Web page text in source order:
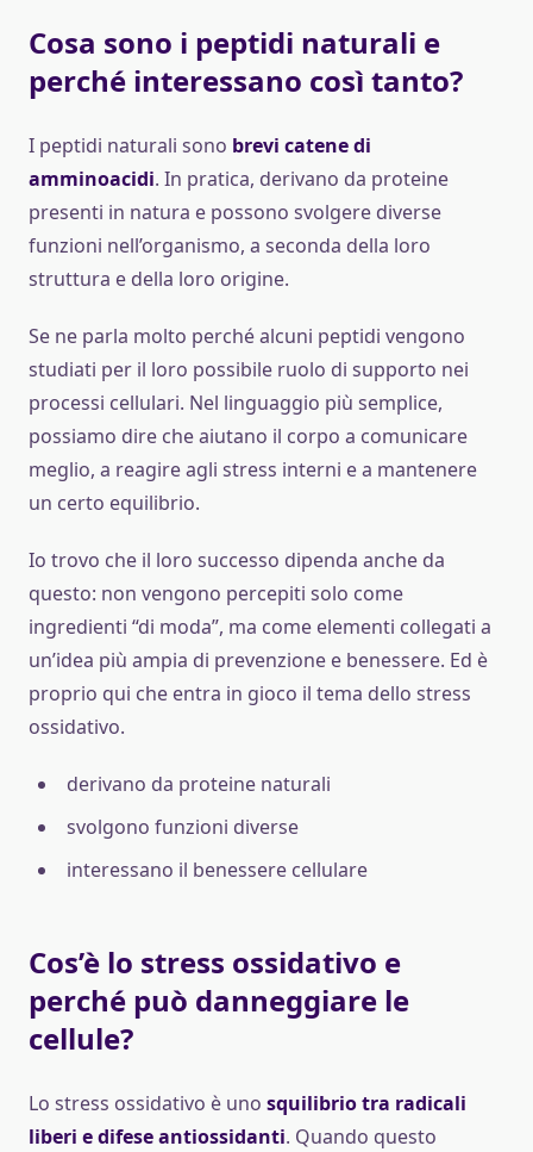
Cosa sono i peptidi naturali e
perché interessano così tanto?
I peptidi naturali sono brevi catene di
amminoacidi. In pratica, derivano da proteine
presenti in natura e possono svolgere diverse
funzioni nell’organismo, a seconda della loro
struttura e della loro origine.
Se ne parla molto perché alcuni peptidi vengono
studiati per il loro possibile ruolo di supporto nei
processi cellulari. Nel linguaggio più semplice,
possiamo dire che aiutano il corpo a comunicare
meglio, a reagire agli stress interni e a mantenere
un certo equilibrio.
Io trovo che il loro successo dipenda anche da
questo: non vengono percepiti solo come
ingredienti “di moda”, ma come elementi collegati a
un’idea più ampia di prevenzione e benessere. Ed è
proprio qui che entra in gioco il tema dello stress
ossidativo.
derivano da proteine naturali
svolgono funzioni diverse
interessano il benessere cellulare
Cos’è lo stress ossidativo e
perché può danneggiare le
cellule?
Lo stress ossidativo è uno squilibrio tra radicali
liberi e difese antiossidanti. Quando questo